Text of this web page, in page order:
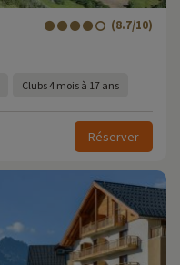
(8.7/10)
Clubs 4 mois à 17 ans
Réserver